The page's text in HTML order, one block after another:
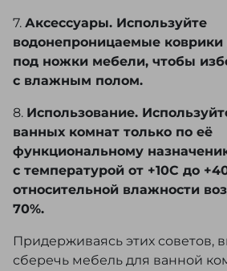
7. Аксессуары. Используйте
водонепроницаемые
под ножки мебели, чтобы
с влажным полом.
8. Использование.
ванных комнат только по её
функциональному
с температурой от +10С до
относительной влажности
70%.
Придерживаясь этих советов,
сберечь мебель для ванной